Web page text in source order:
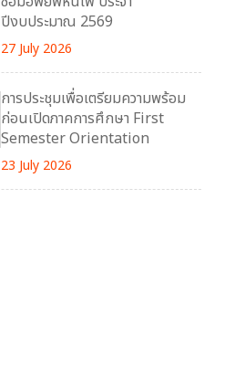
ปีงบประมาณ 2569
27 July 2026
การประชุมเพื่อเตรียมความพร้อม
ก่อนเปิดภาคการศึกษา First
Semester Orientation
23 July 2026